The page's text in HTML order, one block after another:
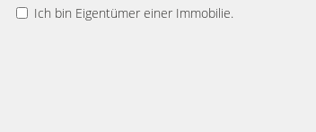
Ich bin Eigentümer einer Immobilie.